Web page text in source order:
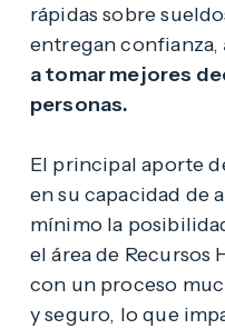
rápidas sobre
entregan confianza,
a tomar mejores
personas.
El principal aporte
en su capacidad de
mínimo la
el área de
con un proceso
y seguro, lo que